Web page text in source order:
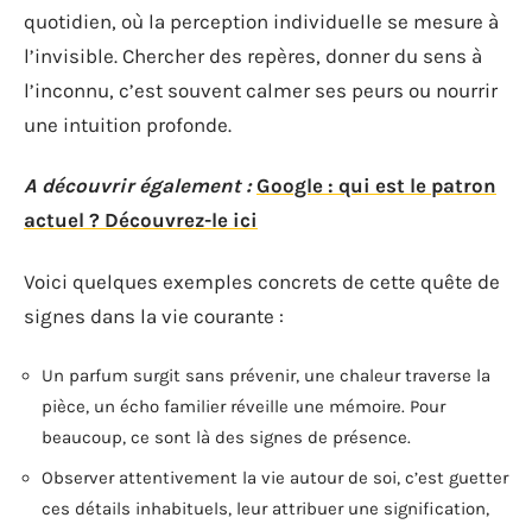
quotidien, où la perception individuelle se mesure à
l’invisible. Chercher des repères, donner du sens à
l’inconnu, c’est souvent calmer ses peurs ou nourrir
une intuition profonde.
A découvrir également : Google : qui est le patron
actuel ? Découvrez-le ici
Voici quelques exemples concrets de cette quête de
signes dans la vie courante :
Un parfum surgit sans prévenir, une chaleur traverse la
pièce, un écho familier réveille une mémoire. Pour
beaucoup, ce sont là des signes de présence.
Observer attentivement la vie autour de soi, c’est guetter
ces détails inhabituels, leur attribuer une signification,